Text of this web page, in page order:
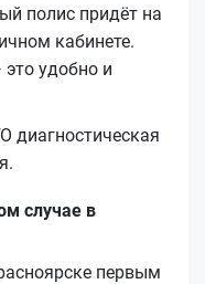
полис придёт на
кабинете.
удобно и
диагностическая
случае в
первым